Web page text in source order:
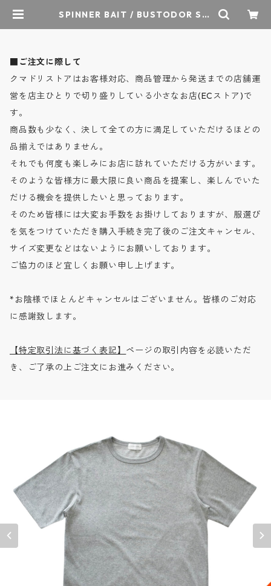
SPINNER BAIT / BUSTODOR S/S
■ご注文に際して
クマドリストアはお客様対応、商品管理から発送までの店舗運
営を店主ひとりで切り盛りしている小さなお店(ECストア)で
す。
商品数も少なく、決して全ての方に満足していただけるほどの
品揃えではありません。
それでも何度も楽しみにお店に訪れていただける方がいます。
そのような皆様方に最大限に良い商品を提案し、楽しんでいた
だける機会を提供したいと思っております。
そのため皆様には大変お手数をお掛けしておりますが、服選び
を気をつけていただき購入手続き完了後のご注文キャンセル、
サイズ変更などはないようにお願いしております。
ご協力のほど宜しくお願い申し上げます。
*お陰様でほとんどキャンセルはございません。皆様のご対応
に感謝致します。
【特定取引法に基づく表記】 ページの取引内容を必読いただ
き、ご了承の上ご注文にお進みください。